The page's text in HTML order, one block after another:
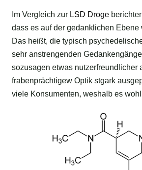
Im Vergleich zur LSD Droge
dass es auf der gedanklichen Ebene
Das heißt, die typisch
sehr anstrengenden
sozusagen etwas nutzerfreundlicher
frabenprächtigew Optik stgark
viele Konsumenten, weshalb es